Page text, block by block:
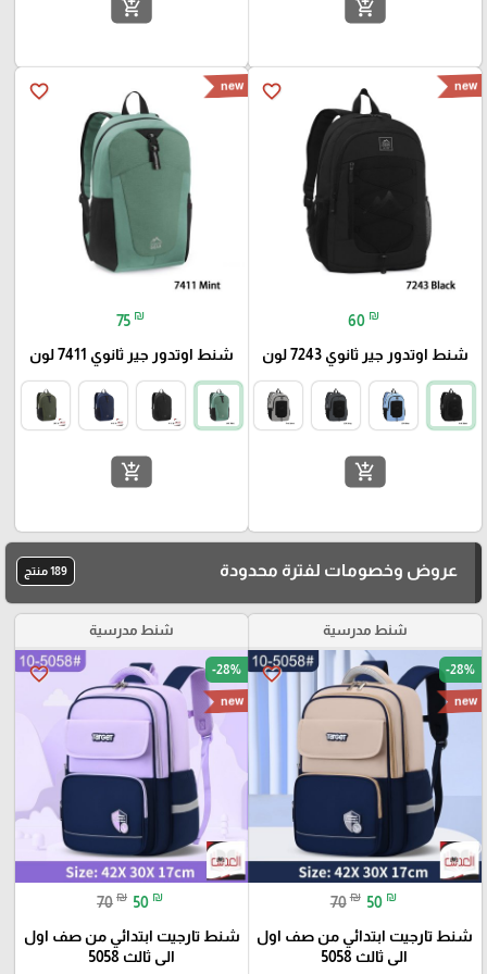
add_shopping_cart
add_shopping_cart
favorite_border new
60 ₪
شنط اوتدور جير ثانوي 7243 لون
add_shopping_cart
favorite_border new
75 ₪
شنط اوتدور جير ثانوي 7411 لون
add_shopping_cart
عروض وخصومات لفترة محدودة 189 منتج
شنط مدرسية
favorite_border -28%
new
70 ₪ 50 ₪
شنط تارجيت ابتدائي من صف اول
الى ثالث 5058
شنط مدرسية
favorite_border -28%
new
70 ₪ 50 ₪
شنط تارجيت ابتدائي من صف اول
الى ثالث 5058